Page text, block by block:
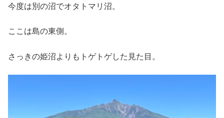
今度は別の沼でオタトマリ沼。
ここは島の東側。
さっきの姫沼よりもトゲトゲした見た目。